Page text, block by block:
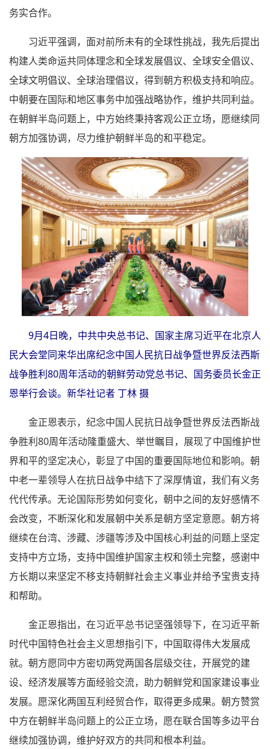
务实合作。
习近平强调，面对前所未有的全球性挑战，我先后提出
构建人类命运共同体理念和全球发展倡议、全球安全倡议、
全球文明倡议、全球治理倡议，得到朝方积极支持和响应。
中朝要在国际和地区事务中加强战略协作，维护共同利益。
在朝鲜半岛问题上，中方始终秉持客观公正立场，愿继续同
朝方加强协调，尽力维护朝鲜半岛的和平稳定。
9月4日晚，中共中央总书记、国家主席习近平在北京人
民大会堂同来华出席纪念中国人民抗日战争暨世界反法西斯
战争胜利80周年活动的朝鲜劳动党总书记、国务委员长金正
恩举行会谈。新华社记者 丁林 摄
金正恩表示，纪念中国人民抗日战争暨世界反法西斯战
争胜利80周年活动隆重盛大、举世瞩目，展现了中国维护世
界和平的坚定决心，彰显了中国的重要国际地位和影响。朝
中老一辈领导人在抗日战争中结下了深厚情谊，我们有义务
代代传承。无论国际形势如何变化，朝中之间的友好感情不
会改变，不断深化和发展朝中关系是朝方坚定意愿。朝方将
继续在台湾、涉藏、涉疆等涉及中国核心利益的问题上坚定
支持中方立场，支持中国维护国家主权和领土完整，感谢中
方长期以来坚定不移支持朝鲜社会主义事业并给予宝贵支持
和帮助。
金正恩指出，在习近平总书记坚强领导下，在习近平新
时代中国特色社会主义思想指引下，中国取得伟大发展成
就。朝方愿同中方密切两党两国各层级交往，开展党的建
设、经济发展等方面经验交流，助力朝鲜党和国家建设事业
发展。愿深化两国互利经贸合作，取得更多成果。朝方赞赏
中方在朝鲜半岛问题上的公正立场，愿在联合国等多边平台
继续加强协调，维护好双方的共同和根本利益。